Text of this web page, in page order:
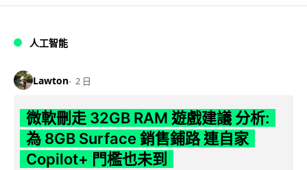
人工智能
Lawton 2 日
微軟刪走 32GB RAM 遊戲建議 分析:
為 8GB Surface 銷售鋪路 連自家
Copilot+ 門檻也未到